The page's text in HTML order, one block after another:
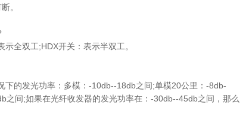
。
全双工;HDX开关：表示半双工。
的发光功率：多模：-10db--18db之间;单模20公里：-8db-
之间;如果在光纤收发器的发光功率在：-30db--45db之间，那么